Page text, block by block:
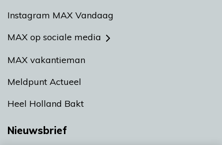
Instagram MAX Vandaag
MAX op sociale media
MAX vakantieman
Meldpunt Actueel
Heel Holland Bakt
Nieuwsbrief